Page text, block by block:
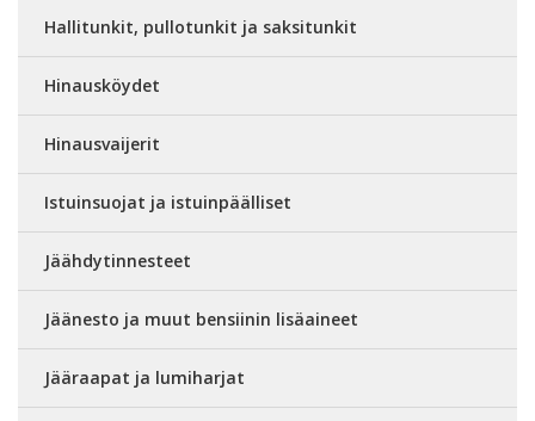
Hallitunkit, pullotunkit ja saksitunkit
Hinausköydet
Hinausvaijerit
Istuinsuojat ja istuinpäälliset
Jäähdytinnesteet
Jäänesto ja muut bensiinin lisäaineet
Jääraapat ja lumiharjat